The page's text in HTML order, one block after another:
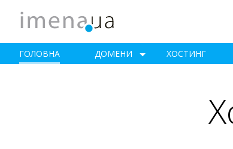
ГОЛОВНА ДОМЕНИ ХОСТИНГ